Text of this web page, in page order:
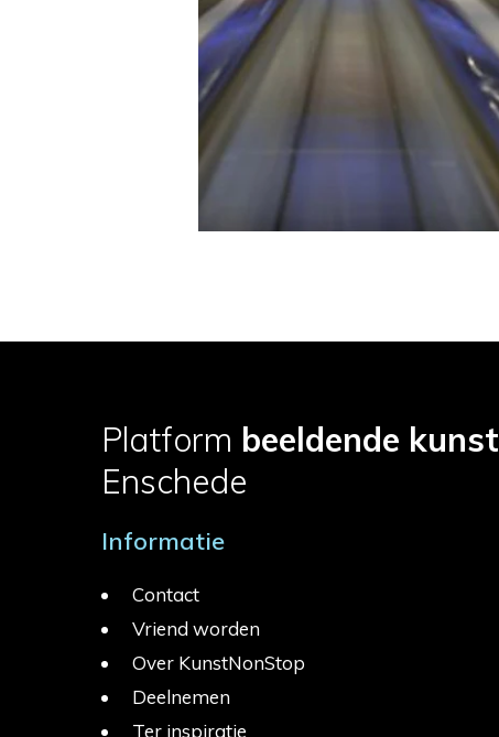
Platform beeldende kunst
Enschede
Informatie
Contact
Vriend worden
Over KunstNonStop
Deelnemen
Ter inspiratie